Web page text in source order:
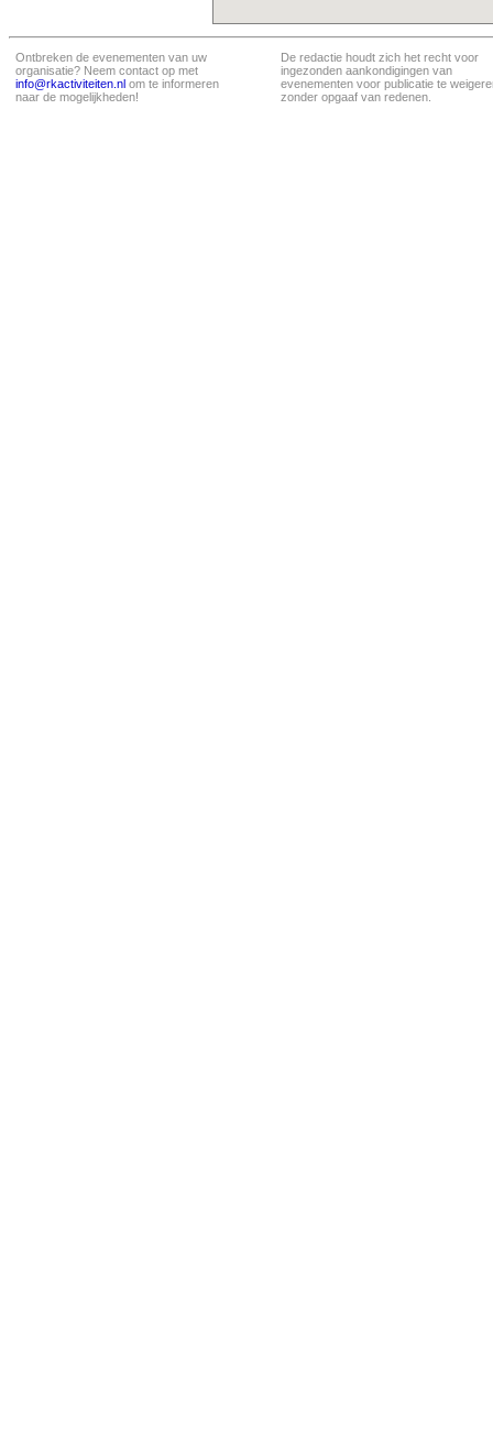
Ontbreken de evenementen van uw
organisatie? Neem contact op met
info@rkactiviteiten.nl om te informeren
naar de mogelijkheden!
De redactie houdt zich het recht voor
ingezonden aankondigingen van
evenementen voor publicatie te
zonder opgaaf van redenen.